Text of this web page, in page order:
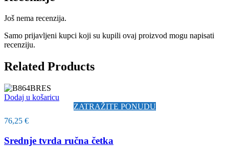
Još nema recenzija.
Samo prijavljeni kupci koji su kupili ovaj proizvod mogu napisati
recenziju.
Related Products
Dodaj u košaricu
ZATRAŽITE PONUDU
76,25 €
Srednje tvrda ručna četka